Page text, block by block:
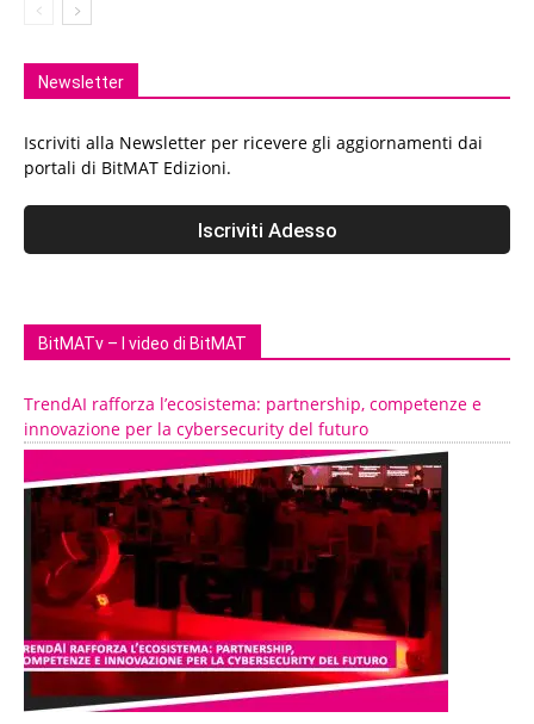
Newsletter
Iscriviti alla Newsletter per ricevere gli aggiornamenti dai
portali di BitMAT Edizioni.
BitMATv – I video di BitMAT
TrendAI rafforza l’ecosistema: partnership, competenze e
innovazione per la cybersecurity del futuro